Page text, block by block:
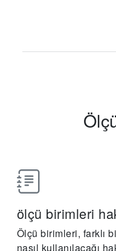
ölçü birimleri
Ölçü birimleri, farklı
nasıl kullanılacağı